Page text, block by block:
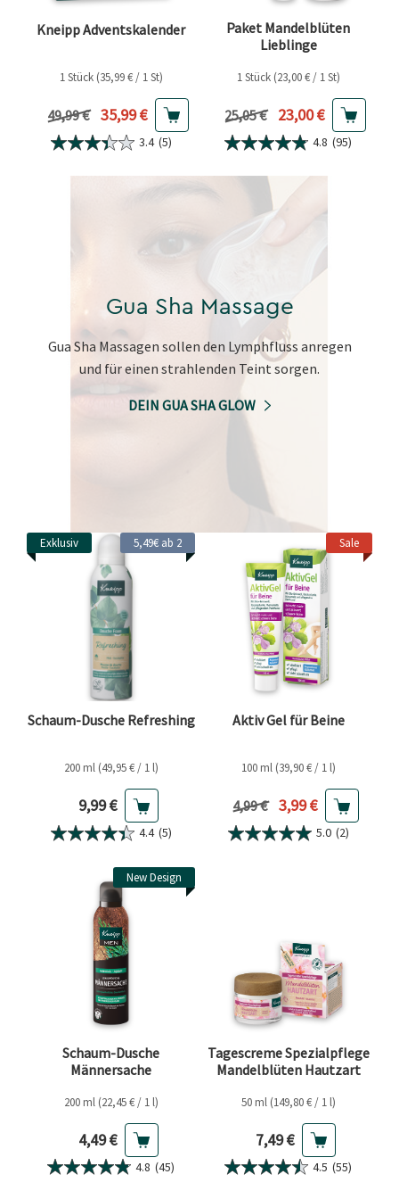
Kneipp Adventskalender
1 Stück (35,99 € / 1 St)
Vorheriger Preis
49,99 € Aktueller Preis
35,99 €
3.4 (5)
Paket Mandelblüten
Lieblinge
1 Stück (23,00 € / 1 St)
Vorheriger Preis
25,05 € Aktueller Preis
23,00 €
4.8 (95)
Gua Sha Massage
Gua Sha Massagen sollen den Lymphfluss anregen
und für einen strahlenden Teint sorgen.
DEIN GUA SHA GLOW
5,49€ ab 2
Exklusiv
Schaum-Dusche Refreshing
200 ml (49,95 € / 1 l)
Aktueller Preis
9,99 €
4.4 (5)
Sale
Aktiv Gel für Beine
100 ml (39,90 € / 1 l)
Vorheriger Preis
4,99 € Aktueller Preis
3,99 €
5.0 (2)
New Design
Schaum-Dusche
Männersache
200 ml (22,45 € / 1 l)
Aktueller Preis
4,49 €
4.8 (45)
Tagescreme Spezialpflege
Mandelblüten Hautzart
50 ml (149,80 € / 1 l)
Aktueller Preis
7,49 €
4.5 (55)